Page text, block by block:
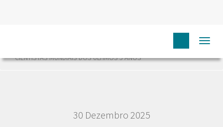
INVESTIGADORES DO IPO PORTO ENTRE OS MELHORES
CIENTISTAS MUNDIAIS DOS ÚLTIMOS 5 ANOS
30 Dezembro 2025